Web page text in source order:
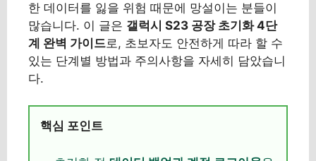
한 데이터를 잃을 위험 때문에 망설이는 분들이
많습니다. 이 글은 갤럭시 S23 공장 초기화 4단
계 완벽 가이드로, 초보자도 안전하게 따라 할 수
있는 단계별 방법과 주의사항을 자세히 담았습니
다.
핵심 포인트